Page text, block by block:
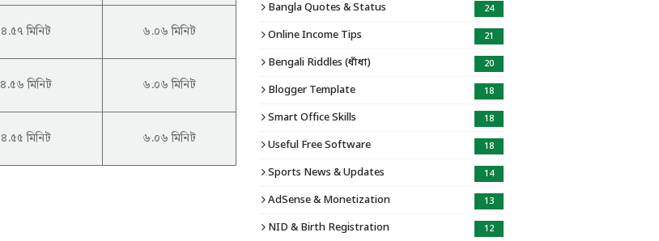
৪.৫৭ মিনিট ৬.০৬ মিনিট
৪.৫৬ মিনিট ৬.০৬ মিনিট
৪.৫৫ মিনিট ৬.০৬ মিনিট
Bangla Quotes & Status 24
Online Income Tips 21
Bengali Riddles (ধাঁধা) 20
Blogger Template 18
Smart Office Skills 18
Useful Free Software 18
Sports News & Updates 14
AdSense & Monetization 13
NID & Birth Registration 12